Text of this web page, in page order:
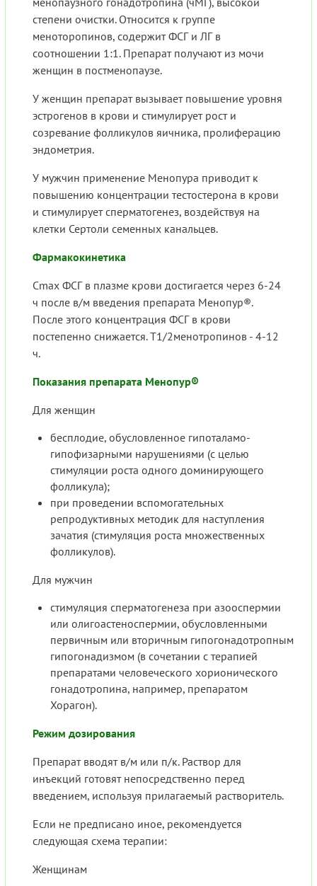
степени очистки. Относится к группе
меноторопинов, содержит ФСГ и ЛГ в
соотношении 1:1. Препарат получают из мочи
женщин в постменопаузе.
У женщин препарат вызывает повышение уровня
эстрогенов в крови и стимулирует рост и
созревание фолликулов яичника, пролиферацию
эндометрия.
У мужчин применение Менопура приводит к
повышению концентрации тестостерона в крови
и стимулирует сперматогенез, воздействуя на
клетки Сертоли семенных канальцев.
Фармакокинетика
Cmax ФСГ в плазме крови достигается через 6-24
ч после в/м введения препарата Менопур®.
После этого концентрация ФСГ в крови
постепенно снижается. T1/2менотропинов - 4-12
ч.
Показания препарата Менопур®
Для женщин
бесплодие, обусловленное гипоталамо-
гипофизарными нарушениями (с целью
стимуляции роста одного доминирующего
фолликула);
при проведении вспомогательных
репродуктивных методик для наступления
зачатия (стимуляция роста множественных
фолликулов).
Для мужчин
стимуляция сперматогенеза при азооспермии
или олигоастеноспермии, обусловленными
первичным или вторичным гипогонадотропным
гипогонадизмом (в сочетании с терапией
препаратами человеческого хорионического
гонадотропина, например, препаратом
Хорагон).
Режим дозирования
Препарат вводят в/м или п/к. Раствор для
инъекций готовят непосредственно перед
введением, используя прилагаемый растворитель.
Если не предписано иное, рекомендуется
следующая схема терапии:
Женщинам